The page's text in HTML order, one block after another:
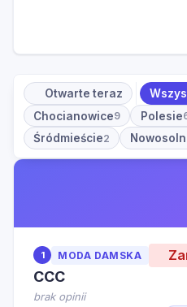
Otwarte teraz
Chocianowice9 Polesie
Śródmieście2
1 MODA DAMSKA
CCC
brak opinii